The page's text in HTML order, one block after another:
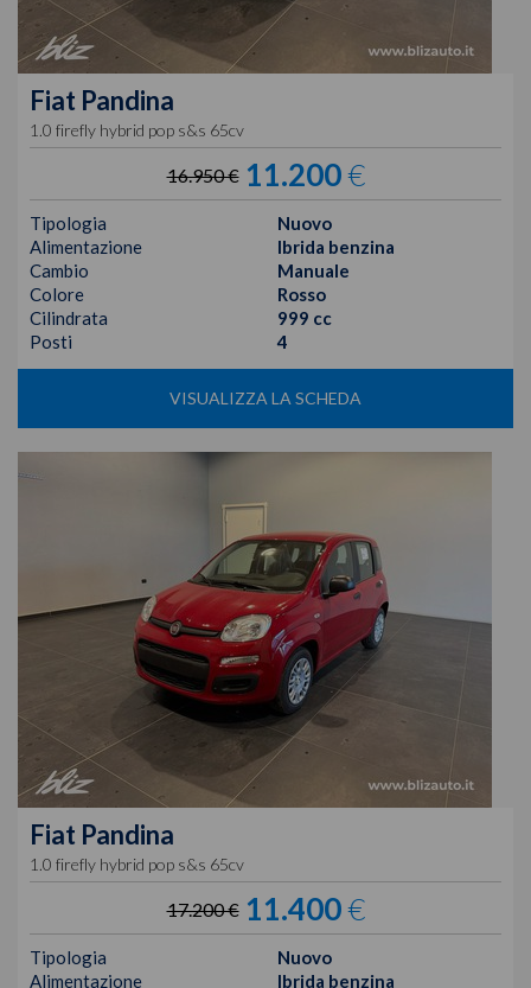
Fiat Pandina
1.0 firefly hybrid pop s&s 65cv
16.950 € 11.200€
Tipologia
Nuovo
Alimentazione
Ibrida benzina
Cambio
Manuale
Colore
Rosso
Cilindrata
999 cc
Posti
4
VISUALIZZA LA SCHEDA
Fiat Pandina
1.0 firefly hybrid pop s&s 65cv
17.200 € 11.400€
Tipologia
Nuovo
Alimentazione
Ibrida benzina